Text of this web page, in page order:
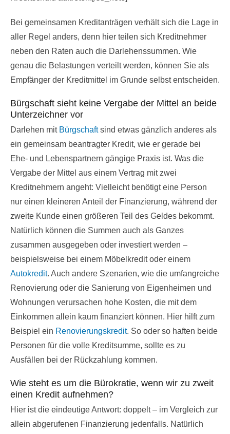
Bei gemeinsamen Kreditanträgen verhält sich die Lage in
aller Regel anders, denn hier teilen sich Kreditnehmer
neben den Raten auch die Darlehenssummen. Wie
genau die Belastungen verteilt werden, können Sie als
Empfänger der Kreditmittel im Grunde selbst entscheiden.
Bürgschaft sieht keine Vergabe der Mittel an beide
Unterzeichner vor
Darlehen mit Bürgschaftsind etwas gänzlich anderes als
ein gemeinsam beantragter Kredit, wie er gerade bei
Ehe- und Lebenspartnern gängige Praxis ist. Was die
Vergabe der Mittel aus einem Vertrag mit zwei
Kreditnehmern angeht: Vielleicht benötigt eine Person
nur einen kleineren Anteil der Finanzierung, während der
zweite Kunde einen größeren Teil des Geldes bekommt.
Natürlich können die Summen auch als Ganzes
zusammen ausgegeben oder investiert werden –
beispielsweise bei einem Möbelkredit oder einem
Autokredit. Auch andere Szenarien, wie die umfangreiche
Renovierung oder die Sanierung von Eigenheimen und
Wohnungen verursachen hohe Kosten, die mit dem
Einkommen allein kaum finanziert können. Hier hilft zum
Beispiel ein Renovierungskredit. So oder so haften beide
Personen für die volle Kreditsumme, sollte es zu
Ausfällen bei der Rückzahlung kommen.
Wie steht es um die Bürokratie, wenn wir zu zweit
einen Kredit aufnehmen?
Hier ist die eindeutige Antwort: doppelt – im Vergleich zur
allein abgerufenen Finanzierung jedenfalls. Natürlich